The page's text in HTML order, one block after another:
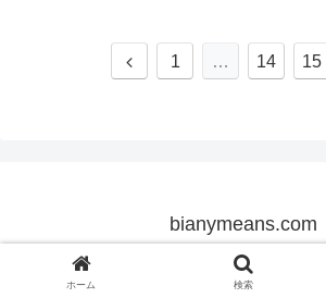
前
1 … 14 15
bianymeans.com
© 2023 bianymeans.com.
ホーム 検索